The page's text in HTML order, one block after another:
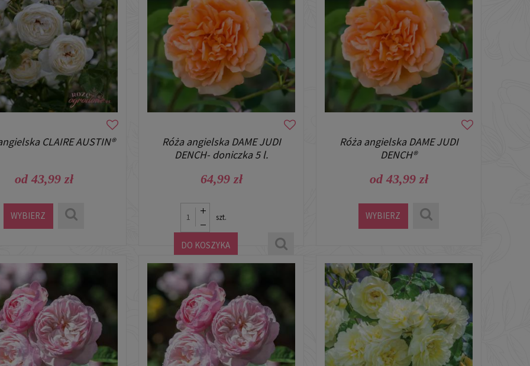
CLAIRE AUSTIN®
od 43,99 zł
WYBIERZ
Róża angielska DAME JUDI
DENCH- doniczka 5 l.
64,99 zł
szt.
DO KOSZYKA
Róża angielska DAME JUDI
DENCH®
od 43,99 zł
WYBIERZ